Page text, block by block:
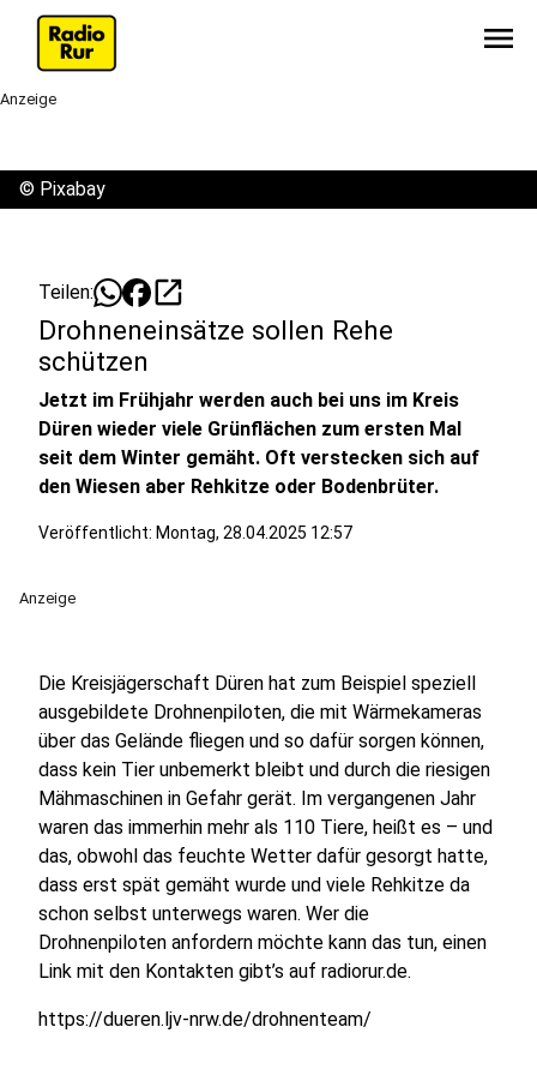
menu
Anzeige
© Pixabay
Teilen: open_in_new
Drohneneinsätze sollen Rehe
schützen
Jetzt im Frühjahr werden auch bei uns im Kreis
Düren wieder viele Grünflächen zum ersten Mal
seit dem Winter gemäht. Oft verstecken sich auf
den Wiesen aber Rehkitze oder Bodenbrüter.
Veröffentlicht: Montag, 28.04.2025 12:57
Anzeige
Die Kreisjägerschaft Düren hat zum Beispiel speziell
ausgebildete Drohnenpiloten, die mit Wärmekameras
über das Gelände fliegen und so dafür sorgen können,
dass kein Tier unbemerkt bleibt und durch die riesigen
Mähmaschinen in Gefahr gerät. Im vergangenen Jahr
waren das immerhin mehr als 110 Tiere, heißt es – und
das, obwohl das feuchte Wetter dafür gesorgt hatte,
dass erst spät gemäht wurde und viele Rehkitze da
schon selbst unterwegs waren. Wer die
Drohnenpiloten anfordern möchte kann das tun, einen
Link mit den Kontakten gibt’s auf radiorur.de.
https://dueren.ljv-nrw.de/drohnenteam/